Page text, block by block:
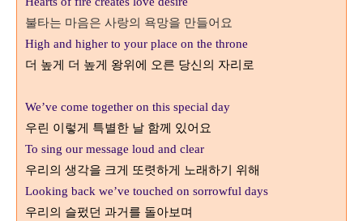
불타는 마음은 사랑의 욕망을 만들어요
High and higher to your place on the throne
더 높게 더 높게 왕위에 오른 당신의 자리로
We’ve come together on this special day
우린 이렇게 특별한 날 함께 있어요
To sing our message loud and clear
우리의 생각을 크게 또렷하게 노래하기 위해
Looking back we’ve touched on sorrowful days
우리의 슬펐던 과거를 돌아보며